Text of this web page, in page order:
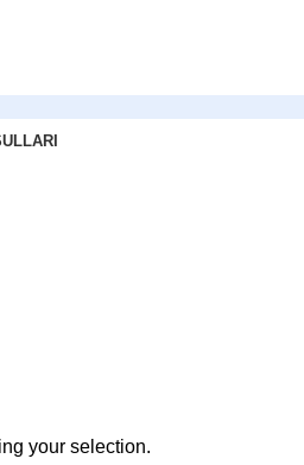
your selection.